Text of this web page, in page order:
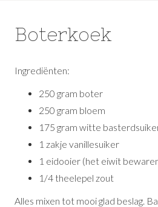
Boterkoek
Ingrediënten:
250 gram boter
250 gram bloem
175 gram witte
1 zakje vanillesuiker
1 eidooier (het eiwit
1/4 theelepel zout
Alles mixen tot mooi glad beslag.